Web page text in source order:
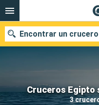
Cruceros Egipto
3
Encontrar un crucero
Nuestros destinos